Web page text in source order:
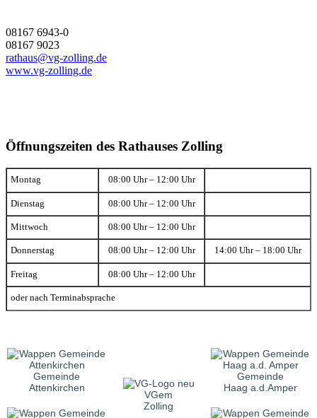
08167 6943-0
08167 9023
rathaus@vg-zolling.de
www.vg-zolling.de
Öffnungszeiten des Rathauses Zolling
Montag 08:00 Uhr – 12:00 Uhr
Dienstag 08:00 Uhr – 12:00 Uhr
Mittwoch 08:00 Uhr – 12:00 Uhr
Donnerstag 08:00 Uhr – 12:00 Uhr 14:00 Uhr – 18:00 Uhr
Freitag 08:00 Uhr – 12:00 Uhr
oder nach Terminabsprache
Gemeinde
Attenkirchen
VGem
Zolling
Gemeinde
Haag a.d.Amper